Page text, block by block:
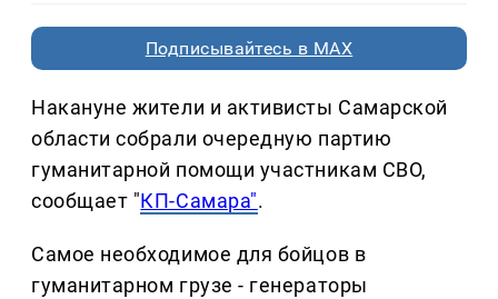
Подписывайтесь в MAX
Накануне жители и активисты Самарской
области собрали очередную партию
гуманитарной помощи участникам СВО,
сообщает "КП-Самара".
Самое необходимое для бойцов в
гуманитарном грузе - генераторы